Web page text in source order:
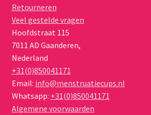
Retourneren
Veel gestelde vragen
Hoofdstraat 115
7011 AD Gaanderen,
Nederland
+31(0)850041171
Email: info@menstruatiecups.nl
Whatsapp: +31(0)850041171
Algemene voorwaarden